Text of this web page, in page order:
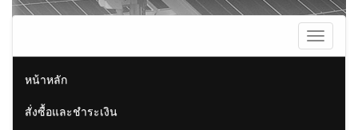
Toggle
หน้าหลัก
สั่งซื้อและชำระเงิน